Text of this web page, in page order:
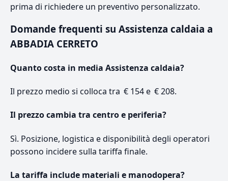
prima di richiedere un preventivo personalizzato.
Domande frequenti su Assistenza caldaia a
ABBADIA CERRETO
Quanto costa in media Assistenza caldaia?
Il prezzo medio si colloca tra € 154 e € 208.
Il prezzo cambia tra centro e periferia?
Sì. Posizione, logistica e disponibilità degli operatori
possono incidere sulla tariffa finale.
La tariffa include materiali e manodopera?